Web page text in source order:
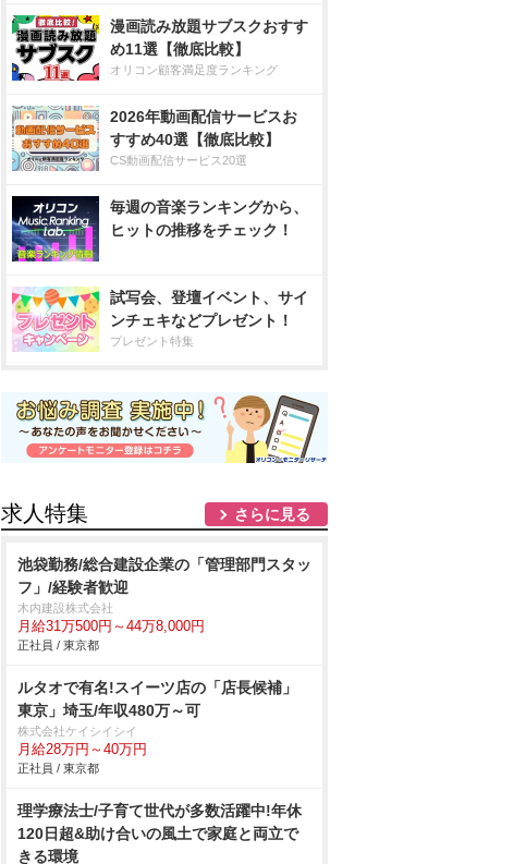
漫画読み放題サブスクおすす
め11選【徹底比較】
オリコン顧客満足度ランキング
2026年動画配信サービスお
すすめ40選【徹底比較】
CS動画配信サービス20選
毎週の音楽ランキングから、
ヒットの推移をチェック！
試写会、登壇イベント、サイ
ンチェキなどプレゼント！
プレゼント特集
求人特集 さらに見る
池袋勤務/総合建設企業の「管理部門スタッ
フ」/経験者歓迎
木内建設株式会社
月給31万500円～44万8,000円
正社員 / 東京都
ルタオで有名!スイーツ店の「店長候補」
東京」埼玉/年収480万～可
株式会社ケイシイシイ
月給28万円～40万円
正社員 / 東京都
理学療法士/子育て世代が多数活躍中!年休
120日超&助け合いの風土で家庭と両立で
きる環境